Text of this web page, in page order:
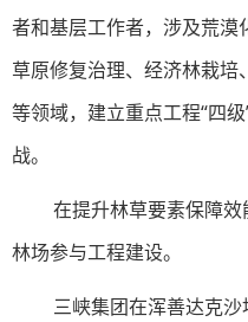
者和基层工作者，涉及荒漠
草原修复治理、经济林栽
等领域，建立重点工程“四
战。
在提升林草要素保障
林场参与工程建设。
三峡集团在浑善达克